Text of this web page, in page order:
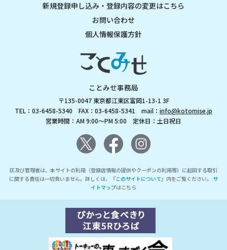
新規登録申し込み・登録内容の変更はこちら
お問い合わせ
個人情報保護方針
ことみせ事務局
〒135-0047 東京都江東区富岡1-13-1 3F
TEL：03-6458-5340 FAX：03-6458-5341 mail： info@kotomise.jp
営業時間：AM 9:00～PM 5:00 定休日：土日祝日
区及び管理者は、本サイトの利用（登録店情報の提供やクーポンの利用等）に起因する取引
に関する責任は一切負いません。詳しくは、『このサイトについて』内をご覧ください。 サ
イトマップはこちら